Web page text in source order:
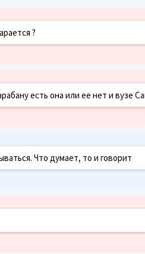
?
есть она или ее нет и вузе
Что думает, то и говорит